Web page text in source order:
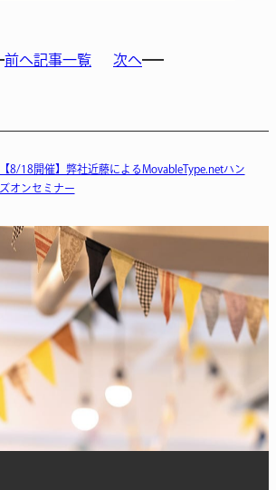
前へ記事一覧 次へ
【8/18開催】弊社近藤によるMovableType.netハン
ズオンセミナー